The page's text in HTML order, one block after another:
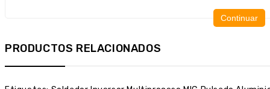
Continuar
PRODUCTOS RELACIONADOS